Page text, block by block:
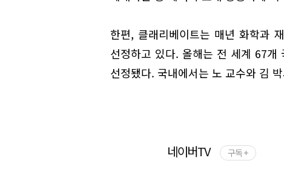
한편, 클래리베이트는 매년 화학과
선정하고 있다. 올해는 전 세계 67
선정됐다. 국내에서는 노 교수와 김
네이버TV 구독 +